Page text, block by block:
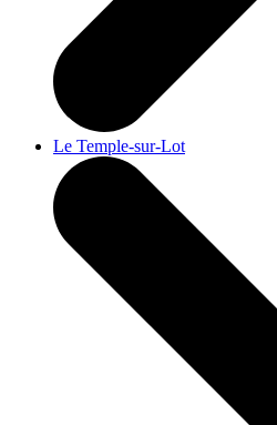
Le Temple-sur-Lot